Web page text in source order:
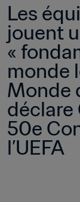
Les
jouent
«
monde
Monde
déclare
50e
l’UEFA